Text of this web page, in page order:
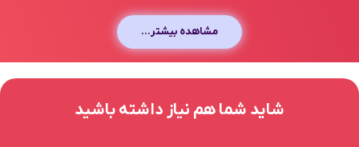
مشاهده بیشتر...
شاید شما هم نیاز داشته باشید